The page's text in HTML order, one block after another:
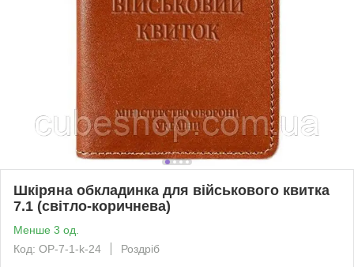
Шкіряна обкладинка для військового квитка
7.1 (світло-коричнева)
Менше 3 од.
Код: OP-7-1-k-24
Роздріб